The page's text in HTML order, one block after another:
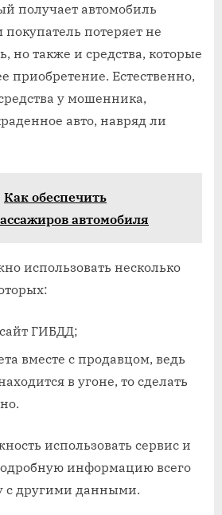
получает автомобиль
потеряет не
но также и средства, которые
приобретение. Естественно,
у мошенника,
авто, навряд ли
Как обеспечить
автомобиля
использовать несколько
ГИБДД;
вместе с продавцом, ведь
в угоне, то сделать
использовать сервис и
информацию всего
с другими данными.